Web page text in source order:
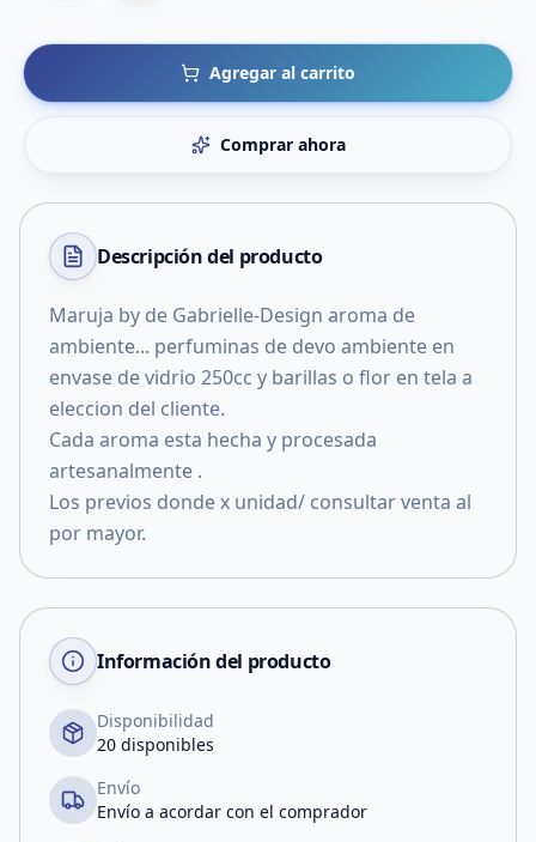
Agregar al carrito
Comprar ahora
Descripción del producto
Maruja by de Gabrielle-Design aroma de
ambiente... perfuminas de devo ambiente en
envase de vidrio 250cc y barillas o flor en tela a
eleccion del cliente.
Cada aroma esta hecha y procesada
artesanalmente .
Los previos donde x unidad/ consultar venta al
por mayor.
Información del producto
Disponibilidad
20 disponibles
Envío
Envío a acordar con el comprador